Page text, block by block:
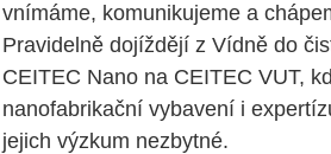
vnímáme, komunikujeme a
Pravidelně dojíždějí z Vídně do
CEITEC Nano na CEITEC VUT,
nanofabrikační vybavení i
jejich výzkum nezbytné.